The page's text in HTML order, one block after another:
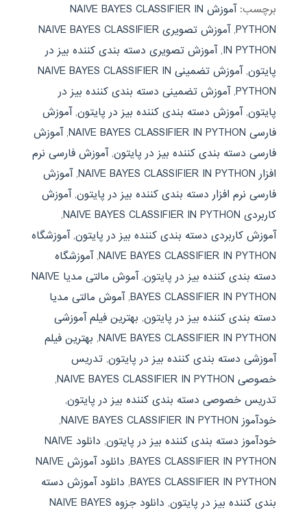
برچسب:
آموزش NAIVE BAYES CLASSIFIER IN
PYTHON
,
آموزش تصویری NAIVE BAYES CLASSIFIER
IN PYTHON
,آموزش تصویری دسته بندی کننده بیز در
پایتون,
آموزش تضمینی NAIVE BAYES CLASSIFIER IN
PYTHON
,آموزش تضمینی دسته بندی کننده بیز در
پایتون,آموزش دسته بندی کننده بیز در پایتون,آموزش
فارسی NAIVE BAYES CLASSIFIER IN PYTHON
,آموزش
فارسی دسته بندی کننده بیز در پایتون,آموزش فارسی نرم
افزار NAIVE BAYES CLASSIFIER IN PYTHON
,آموزش
فارسی نرم افزار دسته بندی کننده بیز در پایتون,آموزش
کاربردی NAIVE BAYES CLASSIFIER IN PYTHON
,
آموزش کاربردی دسته بندی کننده بیز در پایتون,آموزشگاه
NAIVE BAYES CLASSIFIER IN PYTHON
,آموزشگاه
دسته بندی کننده بیز در پایتون,
آموش مالتی مدیا NAIVE
BAYES CLASSIFIER IN PYTHON
,آموش مالتی مدیا
دسته بندی کننده بیز در پایتون, بهترین فیلم آموزشی
NAIVE BAYES CLASSIFIER IN PYTHON
, بهترین فیلم
آموزشی دسته بندی کننده بیز در پایتون, تدریس
خصوصی NAIVE BAYES CLASSIFIER IN PYTHON
,
تدریس خصوصی دسته بندی کننده بیز در پایتون,
خودآموز NAIVE BAYES CLASSIFIER IN PYTHON
,
خودآموز دسته بندی کننده بیز در پایتون,
دانلود NAIVE
BAYES CLASSIFIER IN PYTHON
,
دانلود آموزش NAIVE
BAYES CLASSIFIER IN PYTHON
, دانلود آموزش دسته
بندی کننده بیز در پایتون,
دانلود جزوه NAIVE BAYES